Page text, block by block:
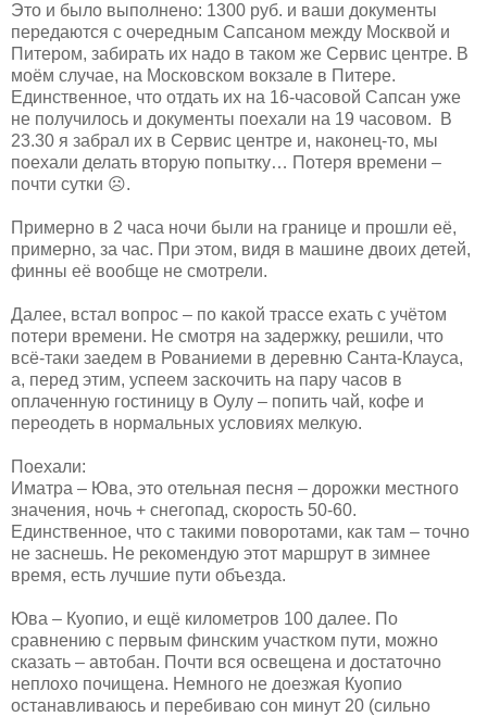
Это и было выполнено: 1300 руб. и ваши документы
передаются с очередным Сапсаном между Москвой и
Питером, забирать их надо в таком же Сервис центре. В
моём случае, на Московском вокзале в Питере.
Единственное, что отдать их на 16-часовой Сапсан уже
не получилось и документы поехали на 19 часовом. В
23.30 я забрал их в Сервис центре и, наконец-то, мы
поехали делать вторую попытку… Потеря времени –
почти сутки ☹.
Примерно в 2 часа ночи были на границе и прошли её,
примерно, за час. При этом, видя в машине двоих детей,
финны её вообще не смотрели.
Далее, встал вопрос – по какой трассе ехать с учётом
потери времени. Не смотря на задержку, решили, что
всё-таки заедем в Рованиеми в деревню Санта-Клауса,
а, перед этим, успеем заскочить на пару часов в
оплаченную гостиницу в Оулу – попить чай, кофе и
переодеть в нормальных условиях мелкую.
Поехали:
Иматра – Юва, это отельная песня – дорожки местного
значения, ночь + снегопад, скорость 50-60.
Единственное, что с такими поворотами, как там – точно
не заснешь. Не рекомендую этот маршрут в зимнее
время, есть лучшие пути объезда.
Юва – Куопио, и ещё километров 100 далее. По
сравнению с первым финским участком пути, можно
сказать – автобан. Почти вся освещена и достаточно
неплохо почищена. Немного не доезжая Куопио
останавливаюсь и перебиваю сон минут 20 (сильно